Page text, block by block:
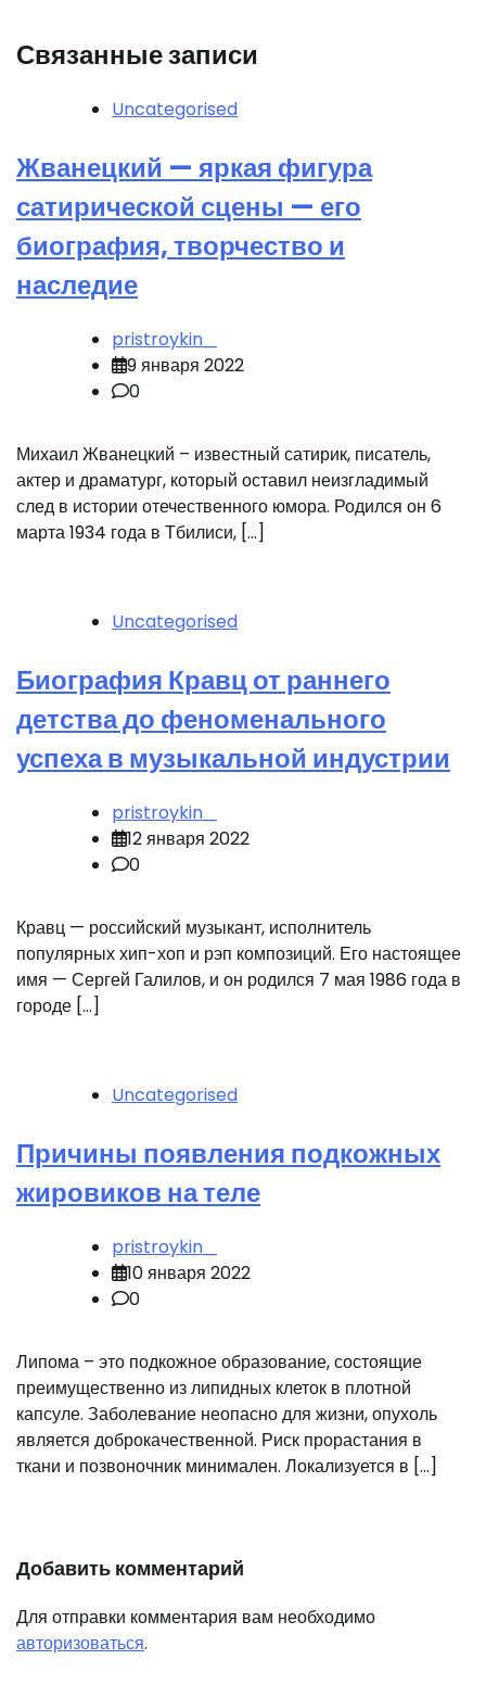
Связанные записи
Uncategorised
Жванецкий — яркая фигура
сатирической сцены — его
биография, творчество и
наследие
pristroykin_
9 января 2022
0
Михаил Жванецкий – известный сатирик, писатель,
актер и драматург, который оставил неизгладимый
след в истории отечественного юмора. Родился он 6
марта 1934 года в Тбилиси, […]
Uncategorised
Биография Кравц от раннего
детства до феноменального
успеха в музыкальной индустрии
pristroykin_
12 января 2022
0
Кравц — российский музыкант, исполнитель
популярных хип-хоп и рэп композиций. Его настоящее
имя — Сергей Галилов, и он родился 7 мая 1986 года в
городе […]
Uncategorised
Причины появления подкожных
жировиков на теле
pristroykin_
10 января 2022
0
Липома – это подкожное образование, состоящие
преимущественно из липидных клеток в плотной
капсуле. Заболевание неопасно для жизни, опухоль
является доброкачественной. Риск прорастания в
ткани и позвоночник минимален. Локализуется в […]
Добавить комментарий
Для отправки комментария вам необходимо
авторизоваться.